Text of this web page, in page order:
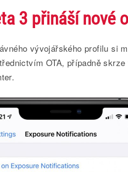
3 přináší nové
vývojářského profilu si
OTA, případně